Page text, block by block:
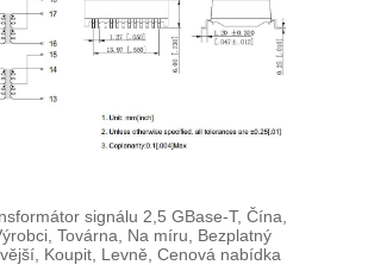
signálu 2,5 GBase-T, Čína,
Továrna, Na míru, Bezplatný
Koupit, Levně, Cenová nabídka